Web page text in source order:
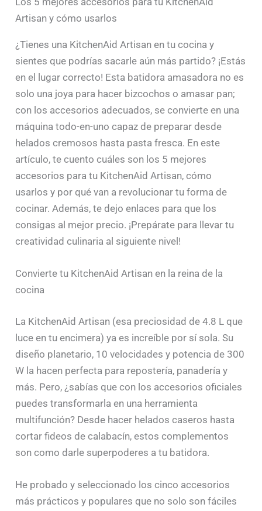
Artisan y cómo usarlos
¿Tienes una KitchenAid Artisan en tu cocina y
sientes que podrías sacarle aún más partido? ¡Estás
en el lugar correcto! Esta batidora amasadora no es
solo una joya para hacer bizcochos o amasar pan;
con los accesorios adecuados, se convierte en una
máquina todo-en-uno capaz de preparar desde
helados cremosos hasta pasta fresca. En este
artículo, te cuento cuáles son los 5 mejores
accesorios para tu KitchenAid Artisan, cómo
usarlos y por qué van a revolucionar tu forma de
cocinar. Además, te dejo enlaces para que los
consigas al mejor precio. ¡Prepárate para llevar tu
creatividad culinaria al siguiente nivel!
Convierte tu KitchenAid Artisan en la reina de la
cocina
La KitchenAid Artisan (esa preciosidad de 4.8 L que
luce en tu encimera) ya es increíble por sí sola. Su
diseño planetario, 10 velocidades y potencia de 300
W la hacen perfecta para repostería, panadería y
más. Pero, ¿sabías que con los accesorios oficiales
puedes transformarla en una herramienta
multifunción? Desde hacer helados caseros hasta
cortar fideos de calabacín, estos complementos
son como darle superpoderes a tu batidora.
He probado y seleccionado los cinco accesorios
más prácticos y populares que no solo son fáciles